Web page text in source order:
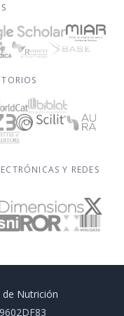
Y REDES
Nutrición